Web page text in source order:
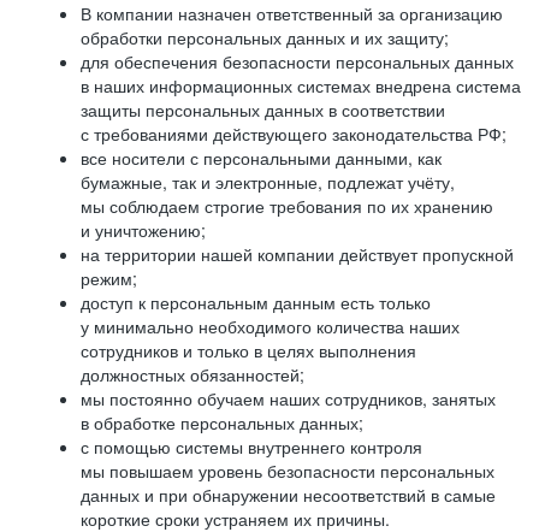
В компании назначен ответственный за организацию
обработки персональных данных и их защиту;
для обеспечения безопасности персональных данных
в наших информационных системах внедрена система
защиты персональных данных в соответствии
с требованиями действующего законодательства РФ;
все носители с персональными данными, как
бумажные, так и электронные, подлежат учёту,
мы соблюдаем строгие требования по их хранению
и уничтожению;
на территории нашей компании действует пропускной
режим;
доступ к персональным данным есть только
у минимально необходимого количества наших
сотрудников и только в целях выполнения
должностных обязанностей;
мы постоянно обучаем наших сотрудников, занятых
в обработке персональных данных;
с помощью системы внутреннего контроля
мы повышаем уровень безопасности персональных
данных и при обнаружении несоответствий в самые
короткие сроки устраняем их причины.